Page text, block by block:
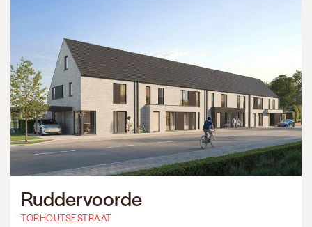
Ruddervoorde
TORHOUTSESTRAAT